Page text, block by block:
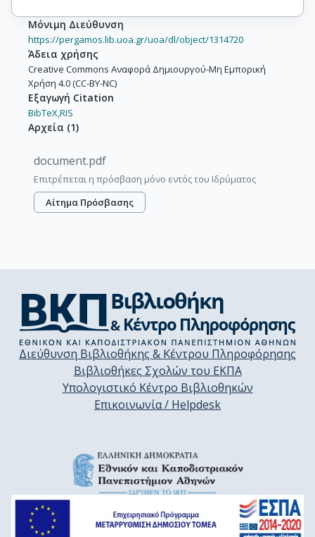
Μόνιμη Διεύθυνση
https://pergamos.lib.uoa.gr/uoa/dl/object/1314720
Άδεια χρήσης
Creative Commons Αναφορά Δημιουργού-Μη Εμπορική
Χρήση 4.0 (CC-BY-NC)
Εξαγωγή Citation
BibTeX,RIS
Αρχεία (1)
document.pdf
Επιτρέπεται η πρόσβαση μόνο εντός του Ιδρύματος
Αίτημα Πρόσβασης
Διεύθυνση Βιβλιοθήκης & Κέντρου Πληροφόρησης
Βιβλιοθήκες Σχολών του ΕΚΠΑ
Υπολογιστικό Κέντρο Βιβλιοθηκών
Επικοινωνία / Helpdesk